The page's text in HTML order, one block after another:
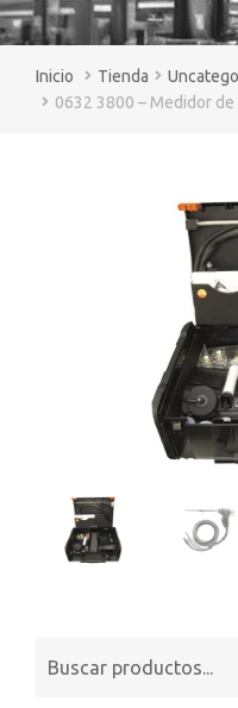
You are here:
Tienda
0632 3800 – Medidor